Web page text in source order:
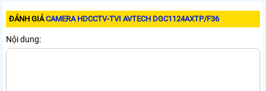
ĐÁNH GIÁCAMERA HDCCTV-TVI AVTECH DGC1124AXTP/F36
Nội dung: